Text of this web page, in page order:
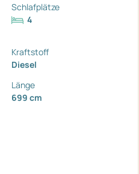
Schlafplätze
4
Kraftstoff
Diesel
Länge
699 cm